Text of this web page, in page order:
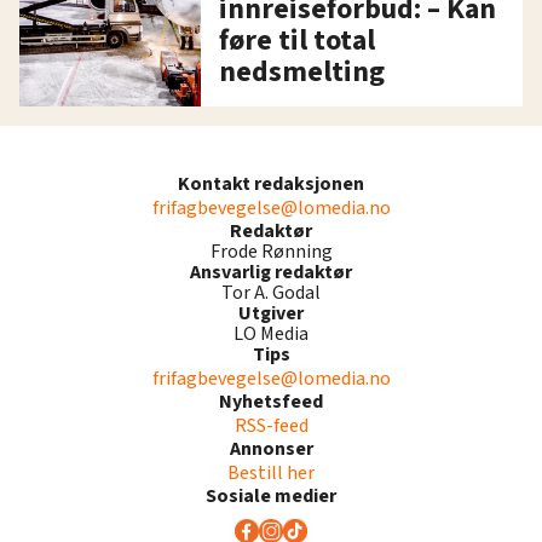
innreiseforbud: – Kan
føre til total
nedsmelting
Kontakt redaksjonen
frifagbevegelse@lomedia.no
Redaktør
Frode Rønning
Ansvarlig redaktør
Tor A. Godal
Utgiver
LO Media
Tips
frifagbevegelse@lomedia.no
Nyhetsfeed
RSS-feed
Annonser
Bestill her
Sosiale medier